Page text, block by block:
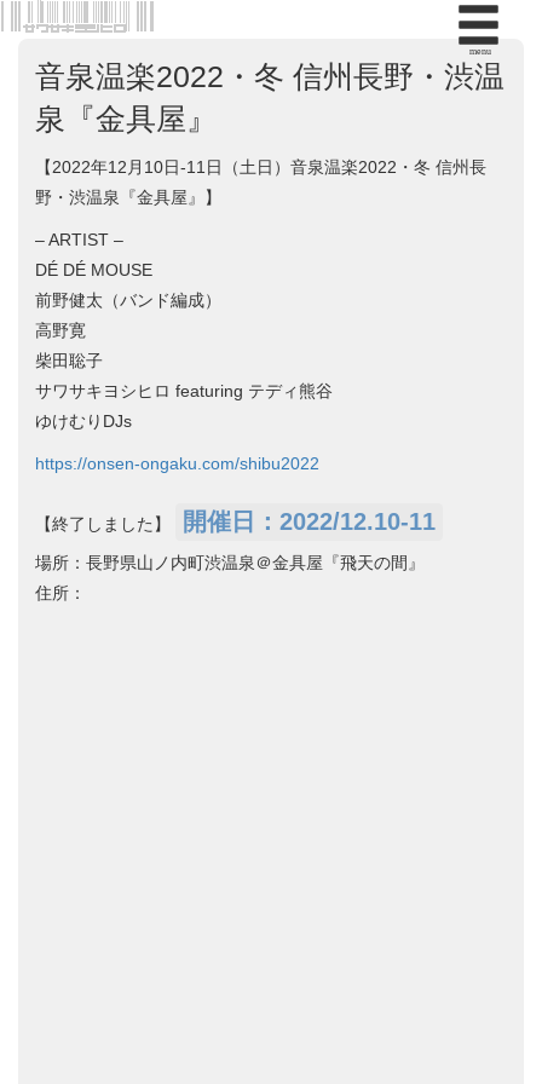
menu
音泉温楽2022・冬 信州長野・渋温
泉『金具屋』
【2022年12月10日-11日（土日）音泉温楽2022・冬 信州長
野・渋温泉『金具屋』】
– ARTIST –
DÉ DÉ MOUSE
前野健太（バンド編成）
高野寛
柴田聡子
サワサキヨシヒロ featuring テディ熊谷
ゆけむりDJs
https://onsen-ongaku.com/shibu2022
【終了しました】 開催日：2022/12.10-11
場所：長野県山ノ内町渋温泉＠金具屋『飛天の間』
住所：